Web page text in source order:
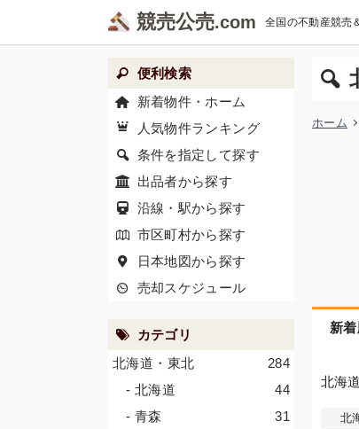
競売公売 全国の不動産競売
ホーム
新
北海
北
便利検索
新着物件・ホーム
人気物件ランキング
条件を指定して探す
出品者から探す
沿線・駅から探す
市区町村から探す
日本地図から探す
売却スケジュール
カテゴリ
284
北海道・東北
44
- 北海道
31
- 青森